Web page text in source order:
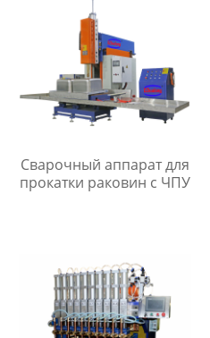
Сварочный аппарат для
прокатки раковин с ЧПУ